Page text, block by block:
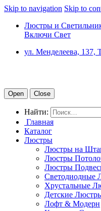
Skip to navigation Skip to
Люстры и
Включи Свет
ул. Менделеева, 137,
Open Close
Найти:
Главная
Каталог
Люстры
Люстры на
Люстры
Люстры
Светодиодные
Хрустальные
Детские
Лофт & Модерн